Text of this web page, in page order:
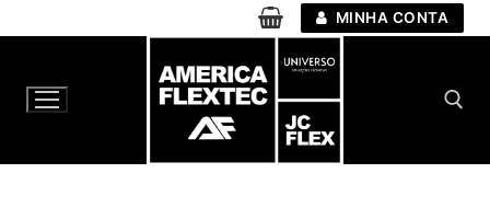
para
conteúdo
MINHA CONTA